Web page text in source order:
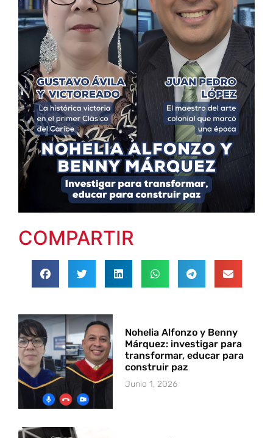
COMPARTIR
Nohelia Alfonzo y Benny
Márquez: investigar para
transformar, educar para
construir paz
Junio 1, 2026